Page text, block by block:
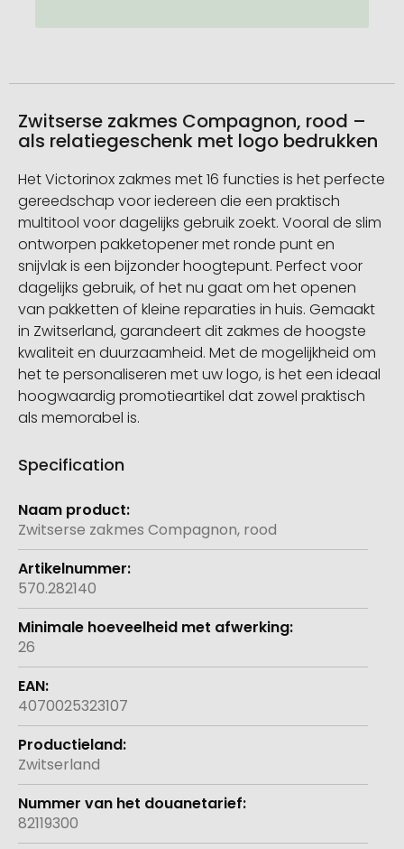
Zwitserse zakmes Compagnon, rood –
als relatiegeschenk met logo bedrukken
Het Victorinox zakmes met 16 functies is het perfecte
gereedschap voor iedereen die een praktisch
multitool voor dagelijks gebruik zoekt. Vooral de slim
ontworpen pakketopener met ronde punt en
snijvlak is een bijzonder hoogtepunt. Perfect voor
dagelijks gebruik, of het nu gaat om het openen
van pakketten of kleine reparaties in huis. Gemaakt
in Zwitserland, garandeert dit zakmes de hoogste
kwaliteit en duurzaamheid. Met de mogelijkheid om
het te personaliseren met uw logo, is het een ideaal
hoogwaardig promotieartikel dat zowel praktisch
als memorabel is.
Specification
Meer
informatie
Zwitserse zakmes Compagnon, rood
570.282140
26
4070025323107
Zwitserland
82119300